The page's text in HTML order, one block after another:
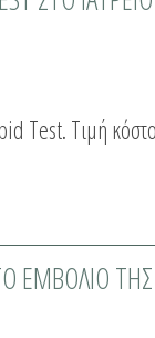
Test. Τιμή
ΤΗΣ